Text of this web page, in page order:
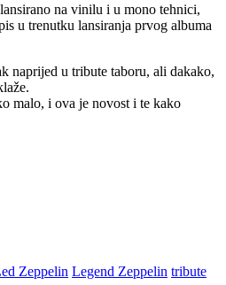
na vinilu i u mono tehnici,
u trenutku lansiranja prvog albuma
naprijed u tribute taboru, ali dakako,
malo, i ova je novost i te kako
Zeppelin Legend Zeppelin tribute